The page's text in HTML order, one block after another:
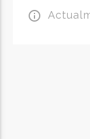
info_outline